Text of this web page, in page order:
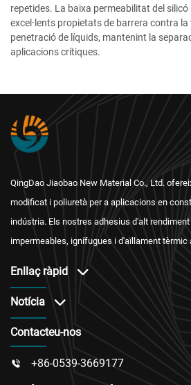
repetides. La baixa permeabilitat del
excel·lents propietats de barrera contra
penetració de líquids, mantenint la
aplicacions crítiques.
QingDao Jiaobao New Material Co., Ltd.
modificat i poliuretà per a aplicacions en
indústria. Els nostres adhesius d'alt
impermeables, ignífugues i d'aïllament
Enllaç ràpid
Notícia
Contacteu-nos
 +86-0539-3669177